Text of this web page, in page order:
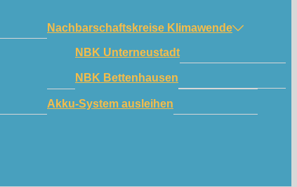
Nachbarschaftskreise Klimawende
NBK Unterneustadt
NBK Bettenhausen
Akku-System ausleihen